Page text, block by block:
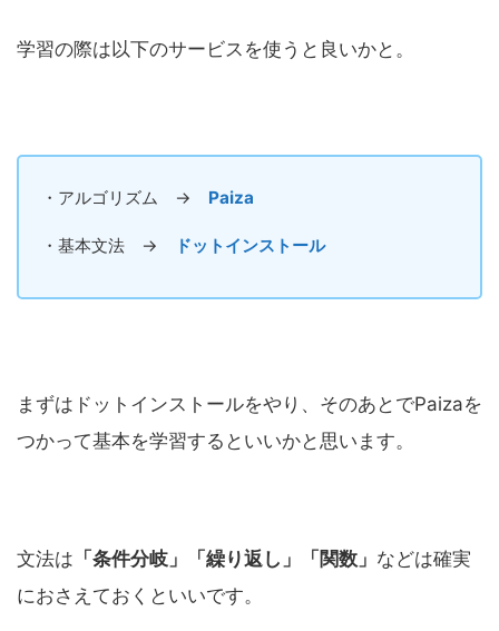
学習の際は以下のサービスを使うと良いかと。
・アルゴリズム → Paiza
・基本文法 → ドットインストール
まずはドットインストールをやり、そのあとでPaizaを
つかって基本を学習するといいかと思います。
文法は 「条件分岐」「繰り返し」「関数」 などは確実
におさえておくといいです。